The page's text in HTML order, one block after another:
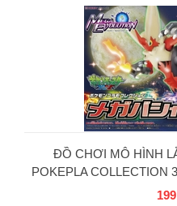
ĐỒ CHƠI MÔ HÌNH
POKEPLA COLLECTION